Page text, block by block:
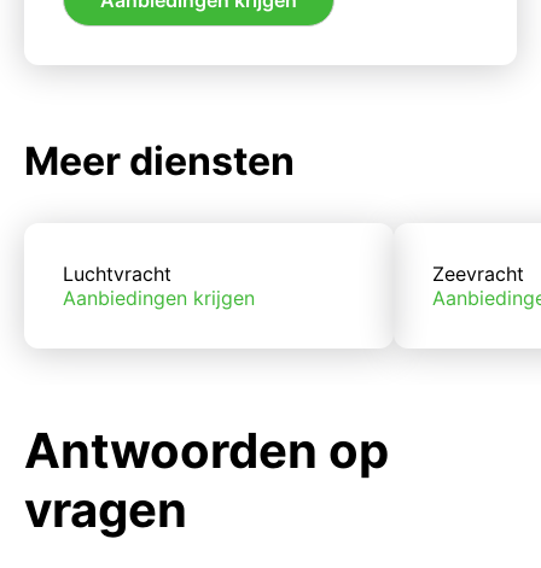
Meer diensten
Luchtvracht
Aanbiedingen krijgen
Zeevracht
Antwoorden op
vragen